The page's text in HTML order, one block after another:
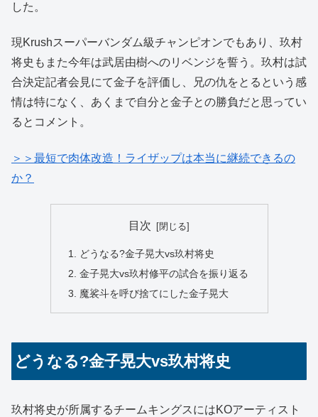
した。
現Krushスーパーバンダム級チャンピオンでもあり、玖村
将史もまた今年は武居由樹へのリベンジを誓う。玖村は試
合決定記者会見にて金子を評価し、兄の仇をとるという感
情は特になく、あくまで自分と金子との勝負だと思ってい
るとコメント。
＞＞最短で肉体改造！ライザップは本当に継続できるの
か？
目次
どうなる?金子晃大vs玖村将史
金子晃大vs玖村修平の試合を振り返る
魔裟斗を呼び捨てにした金子晃大
どうなる?金子晃大vs玖村将史
玖村将史が所属するチームキングスにはKOアーティスト